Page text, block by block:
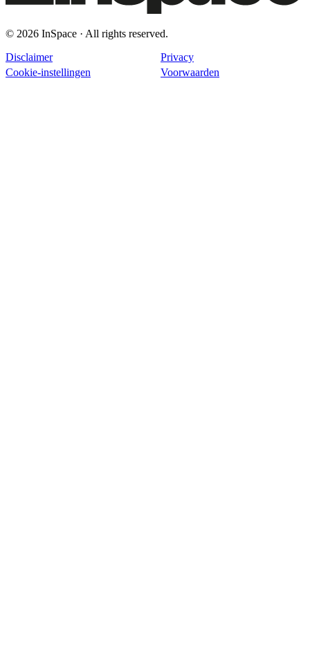
© 2026 InSpace · All rights reserved.
Disclaimer
Privacy
Cookie-instellingen
Voorwaarden